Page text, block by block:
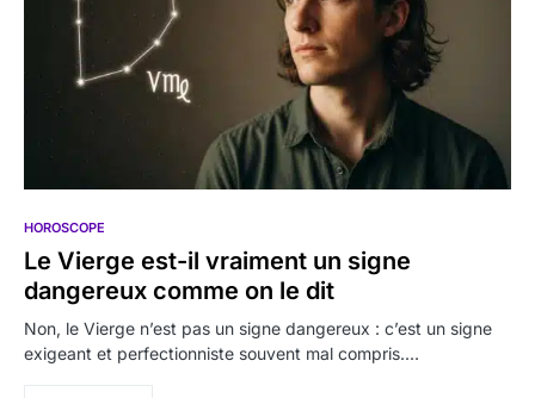
HOROSCOPE
Le Vierge est-il vraiment un signe
dangereux comme on le dit
Non, le Vierge n’est pas un signe dangereux : c’est un signe
exigeant et perfectionniste souvent mal compris.…